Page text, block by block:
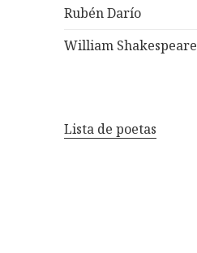
Rubén Darío
William Shakespeare
Lista de poetas